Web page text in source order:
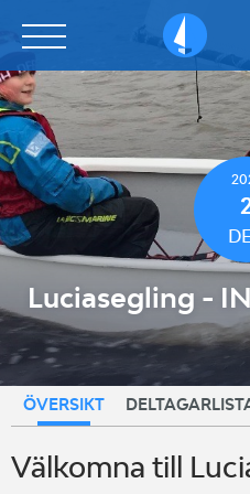
Sailarena
Luciasegling -
ÖVERSIKT
Välkomna till